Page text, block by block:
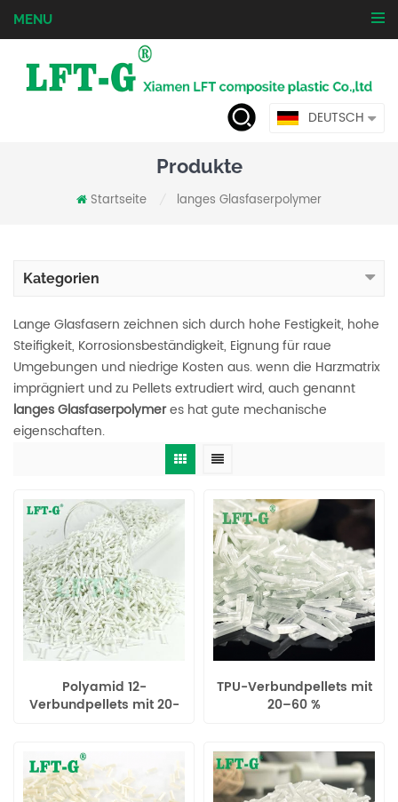
MENU
DEUTSCH
Produkte
Startseite langes Glasfaserpolymer
Kategorien
Lange Glasfasern zeichnen sich durch hohe Festigkeit, hohe
Steifigkeit, Korrosionsbeständigkeit, Eignung für raue
Umgebungen und niedrige Kosten aus. wenn die Harzmatrix
imprägniert und zu Pellets extrudiert wird, auch genannt
langes Glasfaserpolymeres hat gute mechanische
eigenschaften.
Polyamid 12-
Verbundpellets mit 20-
TPU-Verbundpellets mit
20–60 %